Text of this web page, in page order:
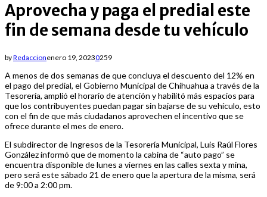
Aprovecha y paga el predial este
fin de semana desde tu vehículo
byRedaccionenero 19, 20230259
A menos de dos semanas de que concluya el descuento del 12% en
el pago del predial, el Gobierno Municipal de Chihuahua a través de la
Tesorería, amplió el horario de atención y habilitó más espacios para
que los contribuyentes puedan pagar sin bajarse de su vehículo, esto
con el fin de que más ciudadanos aprovechen el incentivo que se
ofrece durante el mes de enero.
El subdirector de Ingresos de la Tesorería Municipal, Luis Raúl Flores
González informó que de momento la cabina de “auto pago” se
encuentra disponible de lunes a viernes en las calles sexta y mina,
pero será este sábado 21 de enero que la apertura de la misma, será
de 9:00 a 2:00 pm.